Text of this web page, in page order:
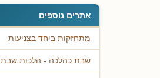
אתרים נוספים
מתחזקות ביחד בצניעות
שבת כהלכה - הלכות שבת